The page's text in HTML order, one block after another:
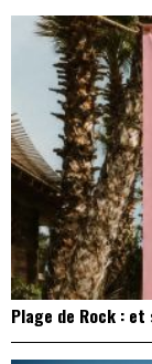
Plage de Rock :